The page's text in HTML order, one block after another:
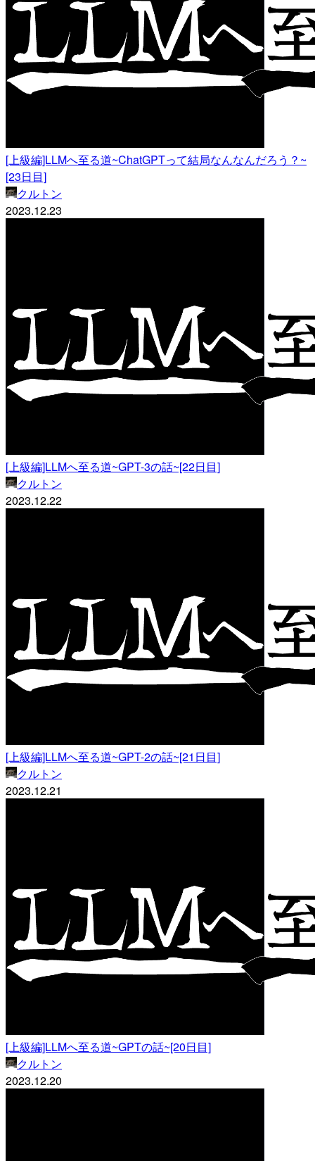
[上級編]LLMへ至る道~ChatGPTって結局なんなんだろう？~
[23日目]
クルトン
2023.12.23
[上級編]LLMへ至る道~GPT-3の話~[22日目]
クルトン
2023.12.22
[上級編]LLMへ至る道~GPT-2の話~[21日目]
クルトン
2023.12.21
[上級編]LLMへ至る道~GPTの話~[20日目]
クルトン
2023.12.20